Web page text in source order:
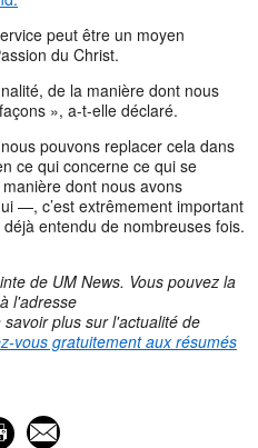
peut être un moyen
du Christ.
de la manière dont nous
», a-t-elle déclaré.
pouvons replacer cela dans
ce qui concerne ce qui se
dont nous avons
—, c’est extrêmement important
déjà entendu de nombreuses fois.
de UM News. Vous pouvez la
l'adresse
savoir plus sur l'actualité de
vous gratuitement aux résumés